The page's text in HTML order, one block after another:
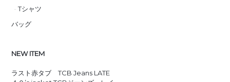
Tシャツ
バッグ
NEW ITEM
ラスト赤タブ TCB Jeans LATE